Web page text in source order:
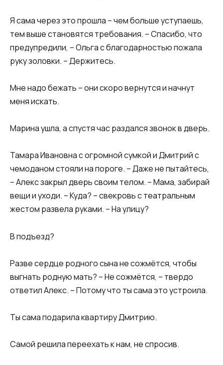
Я сама через это прошла – чем больше уступаешь,
тем выше становятся требования. – Спасибо, что
предупредили, – Ольга с благодарностью пожала
руку золовки. – Держитесь.
Мне надо бежать – они скоро вернутся и начнут
меня искать.
Марина ушла, а спустя час раздался звонок в дверь.
Тамара Ивановна с огромной сумкой и Дмитрий с
чемоданом стояли на пороге. – Даже не пытайтесь,
– Алекс закрыл дверь своим телом. – Мама, забирай
вещи и уходи. – Куда? – свекровь с театральным
жестом развела руками. – На улицу?
В подъезд?
Разве сердце родного сына не сожмётся, чтобы
выгнать родную мать? – Не сожмётся, – твердо
ответил Алекс. – Потому что ты сама это устроила.
Ты сама подарила квартиру Дмитрию.
Самой решила переехать к нам, не спросив.